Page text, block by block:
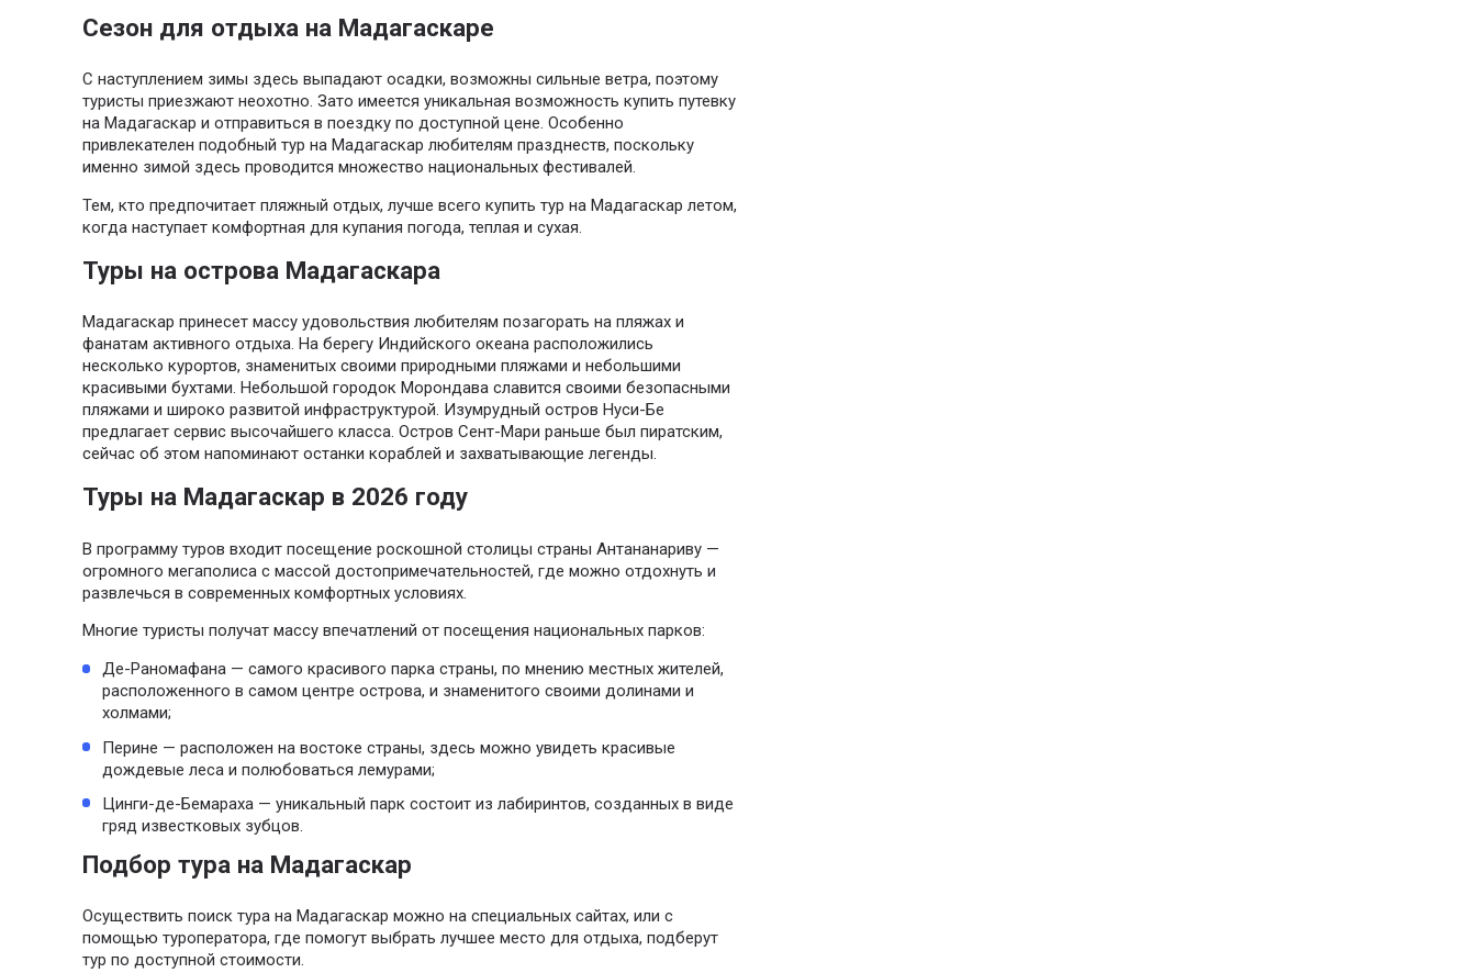
Сезон для отдыха на Мадагаскаре
С наступлением зимы здесь выпадают осадки, возможны сильные ветра, поэтому
туристы приезжают неохотно. Зато имеется уникальная возможность купить путевку
на Мадагаскар и отправиться в поездку по доступной цене. Особенно
привлекателен подобный тур на Мадагаскар любителям празднеств, поскольку
именно зимой здесь проводится множество национальных фестивалей.
Тем, кто предпочитает пляжный отдых, лучше всего купить тур на Мадагаскар летом,
когда наступает комфортная для купания погода, теплая и сухая.
Туры на острова Мадагаскара
Мадагаскар принесет массу удовольствия любителям позагорать на пляжах и
фанатам активного отдыха. На берегу Индийского океана расположились
несколько курортов, знаменитых своими природными пляжами и небольшими
красивыми бухтами. Небольшой городок Морондава славится своими безопасными
пляжами и широко развитой инфраструктурой. Изумрудный остров Нуси-Бе
предлагает сервис высочайшего класса. Остров Сент-Мари раньше был пиратским,
сейчас об этом напоминают останки кораблей и захватывающие легенды.
Туры на Мадагаскар в 2026 году
В программу туров входит посещение роскошной столицы страны Антананариву —
огромного мегаполиса с массой достопримечательностей, где можно отдохнуть и
развлечься в современных комфортных условиях.
Многие туристы получат массу впечатлений от посещения национальных парков:
Де-Раномафана — самого красивого парка страны, по мнению местных жителей,
расположенного в самом центре острова, и знаменитого своими долинами и
холмами;
Перине — расположен на востоке страны, здесь можно увидеть красивые
дождевые леса и полюбоваться лемурами;
Цинги-де-Бемараха — уникальный парк состоит из лабиринтов, созданных в виде
гряд известковых зубцов.
Подбор тура на Мадагаскар
Осуществить поиск тура на Мадагаскар можно на специальных сайтах, или с
помощью туроператора, где помогут выбрать лучшее место для отдыха, подберут
тур по доступной стоимости.